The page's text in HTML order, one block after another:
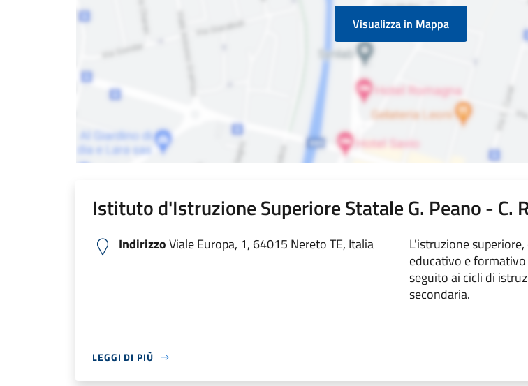
Visualizza in Mappa
Istituto d'Istruzione Superiore Statale G. Peano - C.
IndirizzoViale Europa, 1, 64015 Nereto TE, Italia
L'istruzione
educativo e formativo
seguito ai cicli di
secondaria.
LEGGI DI PIÙ